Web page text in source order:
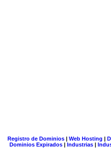
Registro de Dominios| Web Hosting |
Dominios Expirados | Industrias |